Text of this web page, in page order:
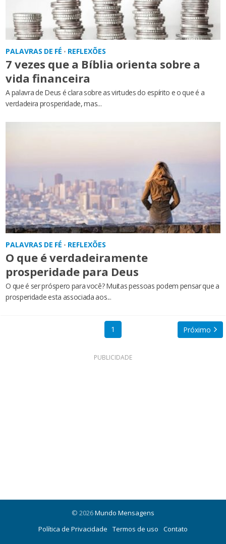
PALAVRAS DE FÉ • REFLEXÕES
7 vezes que a Bíblia orienta sobre a
vida financeira
A palavra de Deus é clara sobre as virtudes do espírito e o que é a
verdadeira prosperidade, mas...
PALAVRAS DE FÉ • REFLEXÕES
O que é verdadeiramente
prosperidade para Deus
O que é ser próspero para você? Muitas pessoas podem pensar que a
prosperidade esta associada aos...
1 Próximo
PUBLICIDADE
© 2026Mundo Mensagens
Política de Privacidade
Termos de uso Contato